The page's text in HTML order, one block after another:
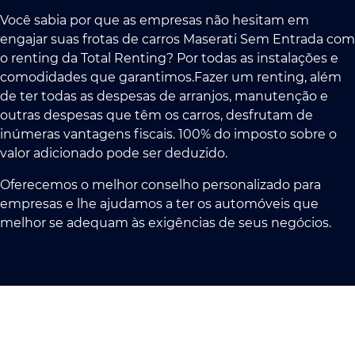
Você sabia por que as empresas não hesitam em
engajar suas frotas de carros Maserati Sem Entrada com
o renting da Total Renting? Por todas as instalações e
comodidades que garantimos.Fazer um renting, além
de ter todas as despesas de arranjos, manutenção e
outras despesas que têm os carros, desfrutam de
inúmeras vantagens fiscais. 100% do imposto sobre o
valor adicionado pode ser deduzido.
Oferecemos o melhor conselho personalizado para
empresas e lhe ajudamos a ter os automóveis que
melhor se adequam às exigências de seus negócios.